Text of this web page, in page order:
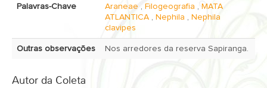
Palavras-Chave Araneae , Filogeografia , MATA
ATLANTICA , Nephila , Nephila
clavipes
Outras observações Nos arredores da reserva Sapiranga.
Autor da Coleta